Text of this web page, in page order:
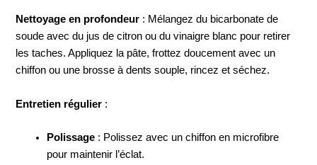
Nettoyage en profondeur : Mélangez du bicarbonate de
soude avec du jus de citron ou du vinaigre blanc pour retirer
les taches. Appliquez la pâte, frottez doucement avec un
chiffon ou une brosse à dents souple, rincez et séchez.
Entretien régulier :
Polissage : Polissez avec un chiffon en microfibre
pour maintenir l’éclat.